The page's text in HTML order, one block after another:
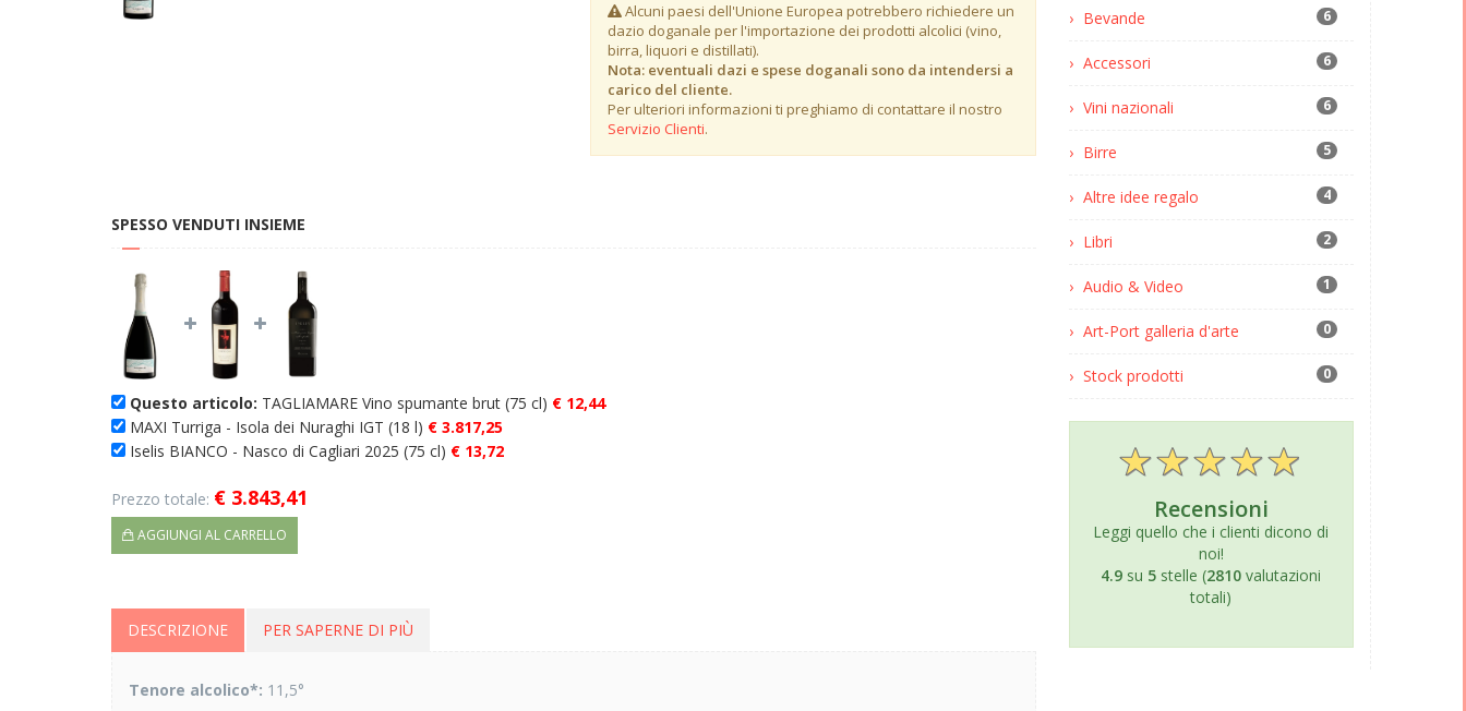
Alcuni paesi dell'Unione Europea potrebbero richiedere un
dazio doganale per l'importazione dei prodotti alcolici (vino,
birra, liquori e distillati).
Nota: eventuali dazi e spese doganali sono da intendersi a
carico del cliente.
Per ulteriori informazioni ti preghiamo di contattare il nostro
Servizio Clienti.
SPESSO VENDUTI INSIEME
Questo articolo: TAGLIAMARE Vino spumante brut (75 cl) € 12,44
MAXI Turriga - Isola dei Nuraghi IGT (18 l) € 3.817,25
Iselis BIANCO - Nasco di Cagliari 2025 (75 cl) € 13,72
Prezzo totale: € 3.843,41
AGGIUNGI AL CARRELLO
DESCRIZIONE PER SAPERNE DI PIÙ
Tenore alcolico*: 11,5°
Bevande 6
Accessori 6
Vini nazionali 6
Birre 5
Altre idee regalo 4
Libri 2
Audio & Video 1
Art-Port galleria d'arte 0
Stock prodotti 0
Recensioni
Leggi quello che i clienti dicono di
noi!
4.9 su 5 stelle (2810 valutazioni
totali)